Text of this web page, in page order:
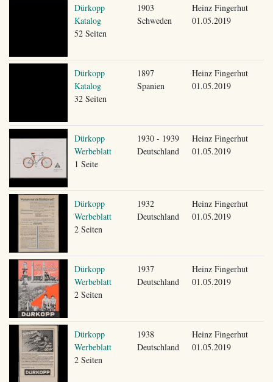
Dürkopp
Katalog
52 Seiten
1903
Schweden
Heinz Fingerhut
01.05.2019
Dürkopp
Katalog
32 Seiten
1897
Spanien
Heinz Fingerhut
01.05.2019
Dürkopp
Werbeblatt
1 Seite
1930 - 1939
Deutschland
Heinz Fingerhut
01.05.2019
Dürkopp
Werbeblatt
2 Seiten
1932
Deutschland
Heinz Fingerhut
01.05.2019
Dürkopp
Werbeblatt
2 Seiten
1937
Deutschland
Heinz Fingerhut
01.05.2019
Dürkopp
Werbeblatt
2 Seiten
1938
Deutschland
Heinz Fingerhut
01.05.2019